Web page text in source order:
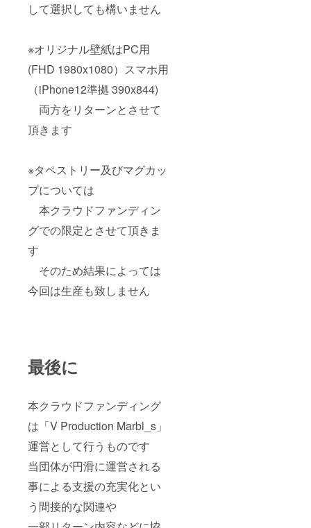
して選択しても構いません
※オリジナル壁紙はPC用
(FHD 1980x1080）スマホ用
（iPhone12準拠 390x844)
両方をリターンとさせて
頂きます
※タペストリー及びマグカッ
プについては
本クラウドファンディン
グでの限定とさせて頂きま
す
そのため結果によっては
今回は生産も致しません
最後に
本クラウドファンディング
は「V Production Marbl_s」
運営として行うものです
当団体が円滑に運営される
事による支援の充実化とい
う間接的な関連や